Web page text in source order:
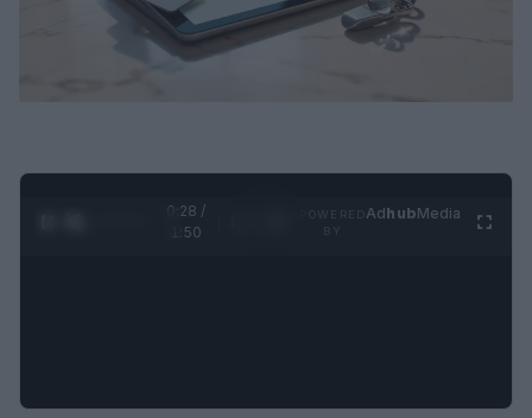
0:29 /
1:50
AdhubMedia